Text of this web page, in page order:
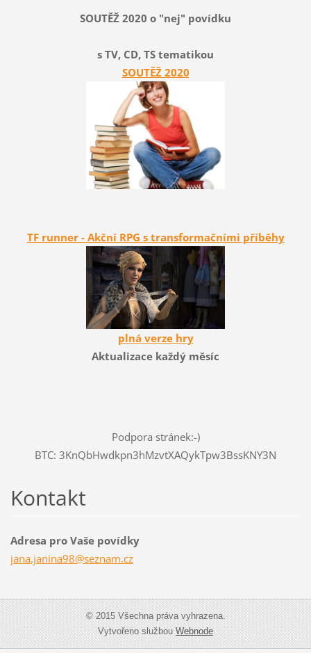
SOUTĚŽ 2020 o "nej" povídku
s TV, CD, TS tematikou
SOUTĚŽ 2020
TF runner - Akční RPG s transformačními příběhy
plná verze hry
Aktualizace každý měsíc
Podpora stránek:-)
BTC: 3KnQbHwdkpn3hMzvtXAQykTpw3BssKNY3N
Kontakt
Adresa pro Vaše povídky
jana.janina98@seznam.cz
© 2015 Všechna práva vyhrazena.
Vytvořeno službouWebnode